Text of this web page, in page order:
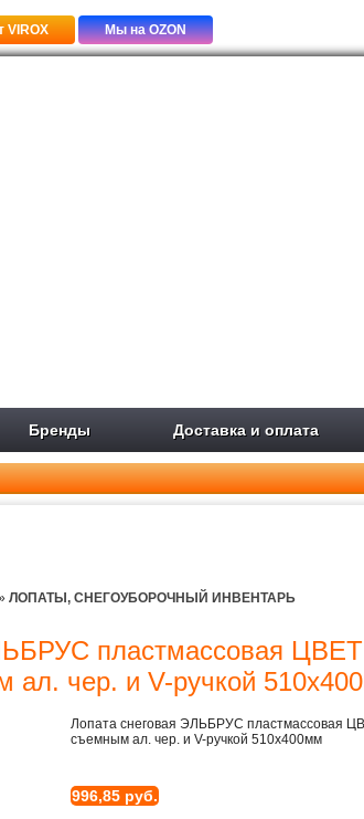
VIROX Мы на OZON
Бренды Доставка и оплата
ЛОПАТЫ, СНЕГОУБОРОЧНЫЙ ИНВЕНТАРЬ
пластмассовая
ал. чер. и V-ручкой
Лопата снеговая ЭЛЬБРУС пластмассовая
съемным ал. чер. и V-ручкой 510х400мм
996,85 руб.